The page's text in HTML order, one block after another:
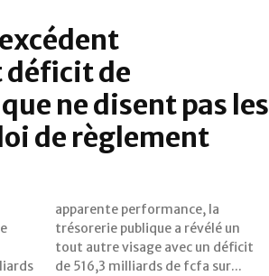
déficit de
ne disent pas les
de règlement
de 516,3 milliards de fcfa sur...